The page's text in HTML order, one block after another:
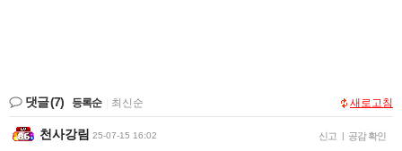
댓글(7) 등록순 최신순 새로고침
천사강림 25-07-15 16:02 신고 | 공감 확인